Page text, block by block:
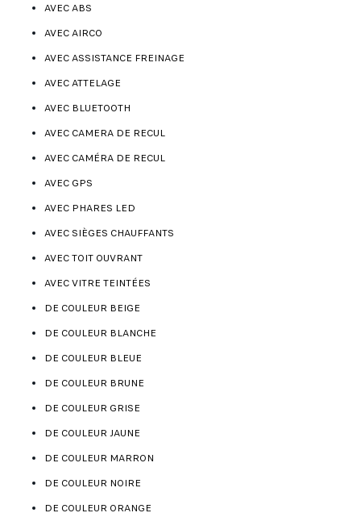
AVEC ABS
AVEC AIRCO
AVEC ASSISTANCE FREINAGE
AVEC ATTELAGE
AVEC BLUETOOTH
AVEC CAMERA DE RECUL
AVEC CAMÉRA DE RECUL
AVEC GPS
AVEC PHARES LED
AVEC SIÈGES CHAUFFANTS
AVEC TOIT OUVRANT
AVEC VITRE TEINTÉES
DE COULEUR BEIGE
DE COULEUR BLANCHE
DE COULEUR BLEUE
DE COULEUR BRUNE
DE COULEUR GRISE
DE COULEUR JAUNE
DE COULEUR MARRON
DE COULEUR NOIRE
DE COULEUR ORANGE